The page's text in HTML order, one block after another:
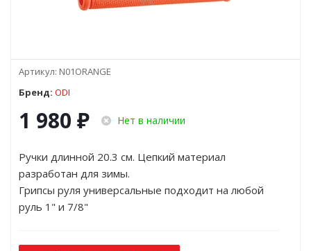
Артикул: N01ORANGE
Бренд: ODI
1 980 ₽ Нет в наличии
Ручки длинной 20.3 см. Цепкий материал
разработан для зимы.
Грипсы руля универсальные подходит на любой
руль 1" и 7/8"